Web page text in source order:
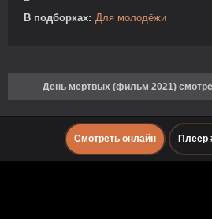
В подборках: Для молодёжи
День мертвых (фильм 2021)
Смотреть онлайн Плеер